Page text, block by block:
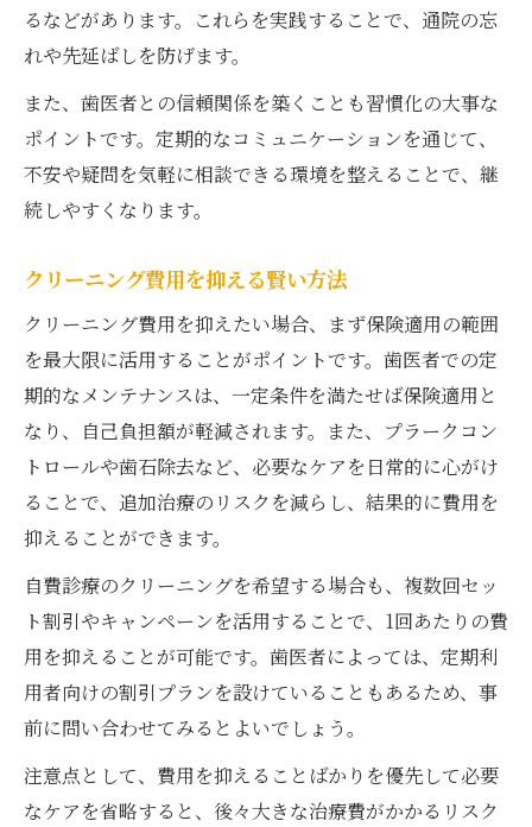
るなどがあります。これらを実践することで、通院の忘
れや先延ばしを防げます。
また、歯医者との信頼関係を築くことも習慣化の大事な
ポイントです。定期的なコミュニケーションを通じて、
不安や疑問を気軽に相談できる環境を整えることで、継
続しやすくなります。
クリーニング費用を抑える賢い方法
クリーニング費用を抑えたい場合、まず保険適用の範囲
を最大限に活用することがポイントです。歯医者での定
期的なメンテナンスは、一定条件を満たせば保険適用と
なり、自己負担額が軽減されます。また、プラークコン
トロールや歯石除去など、必要なケアを日常的に心がけ
ることで、追加治療のリスクを減らし、結果的に費用を
抑えることができます。
自費診療のクリーニングを希望する場合も、複数回セッ
ト割引やキャンペーンを活用することで、1回あたりの費
用を抑えることが可能です。歯医者によっては、定期利
用者向けの割引プランを設けていることもあるため、事
前に問い合わせてみるとよいでしょう。
注意点として、費用を抑えることばかりを優先して必要
なケアを省略すると、後々大きな治療費がかかるリスク